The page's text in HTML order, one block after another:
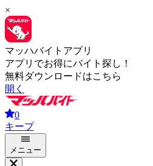
×
マッハバイトアプリ
アプリでお得にバイト探し！
無料ダウンロードはこちら
開く
0
キープ
メニュー